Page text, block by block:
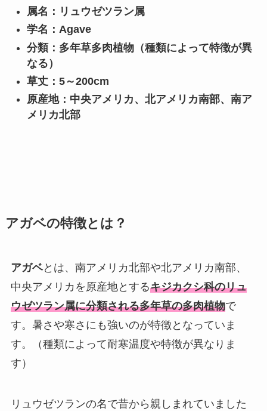
属名：リュウゼツラン属
学名：Agave
分類：多年草多肉植物（種類によって特徴が異
なる）
草丈：5～200cm
原産地：中央アメリカ、北アメリカ南部、南ア
メリカ北部
アガベの特徴とは？
アガベとは、南アメリカ北部や北アメリカ南部、
中央アメリカを原産地とするキジカクシ科のリュ
ウゼツラン属に分類される多年草の多肉植物で
す。暑さや寒さにも強いのが特徴となっていま
す。（種類によって耐寒温度や特徴が異なりま
す）
リュウゼツランの名で昔から親しまれていました